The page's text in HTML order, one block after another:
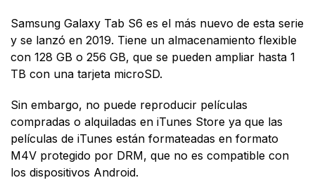
Samsung Galaxy Tab S6 es el más nuevo de esta serie
y se lanzó en 2019. Tiene un almacenamiento flexible
con 128 GB o 256 GB, que se pueden ampliar hasta 1
TB con una tarjeta microSD.
Sin embargo, no puede reproducir películas
compradas o alquiladas en iTunes Store ya que las
películas de iTunes están formateadas en formato
M4V protegido por DRM, que no es compatible con
los dispositivos Android.